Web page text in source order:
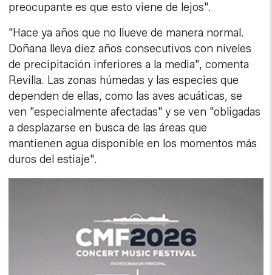
preocupante es que esto viene de lejos".
"Hace ya años que no llueve de manera normal.
Doñana lleva diez años consecutivos con niveles
de precipitación inferiores a la media", comenta
Revilla. Las zonas húmedas y las especies que
dependen de ellas, como las aves acuáticas, se
ven "especialmente afectadas" y se ven "obligadas
a desplazarse en busca de las áreas que
mantienen agua disponible en los momentos más
duros del estiaje".